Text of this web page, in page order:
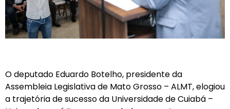
O deputado Eduardo Botelho, presidente da
Assembleia Legislativa de Mato Grosso – ALMT, elogiou
a trajetória de sucesso da Universidade de Cuiabá –